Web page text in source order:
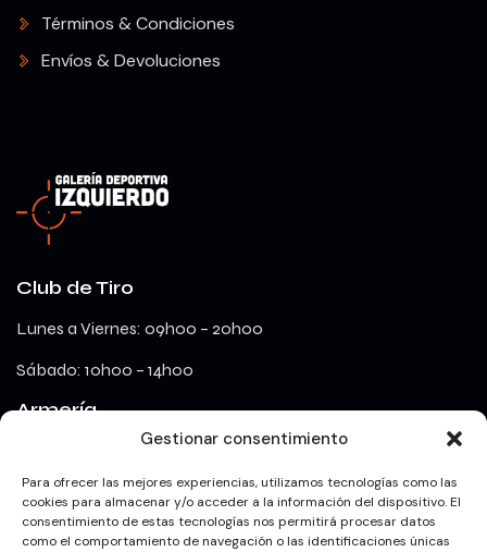
Gestionar consentimiento
Para ofrecer las mejores experiencias, utilizamos tecnologías como las
cookies para almacenar y/o acceder a la información del dispositivo. El
consentimiento de estas tecnologías nos permitirá procesar datos
como el comportamiento de navegación o las identificaciones únicas
Club de Tiro
Lunes a Viernes: 09h00 – 20h00
Sábado: 10h00 – 14h00
Armería
lunes a viernes: 09h00 – 18h00
Redes Sociales
Términos & Condiciones
Envíos & Devoluciones